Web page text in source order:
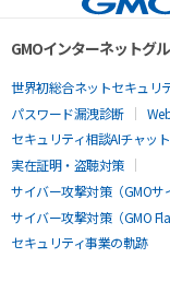
GMOインターネットグ
世界初総合ネットセキュリ
パスワード漏洩診断
セキュリティ相談AIチャッ
実在証明・盗聴対策
サイバー攻撃対策（GMOサ
サイバー攻撃対策（GMO
セキュリティ事業の軌跡